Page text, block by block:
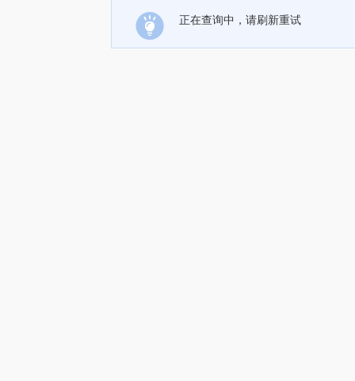
正在查询中，请刷新重试